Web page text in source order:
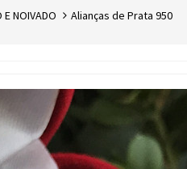
E NOIVADO Alianças de Prata 950